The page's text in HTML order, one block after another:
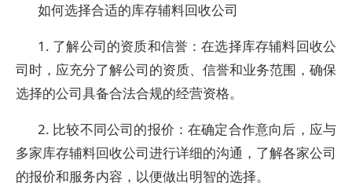
如何选择合适的库存辅料回收公司
1. 了解公司的资质和信誉：在选择库存辅料回收公
司时，应充分了解公司的资质、信誉和业务范围，确保
选择的公司具备合法合规的经营资格。
2. 比较不同公司的报价：在确定合作意向后，应与
多家库存辅料回收公司进行详细的沟通，了解各家公司
的报价和服务内容，以便做出明智的选择。